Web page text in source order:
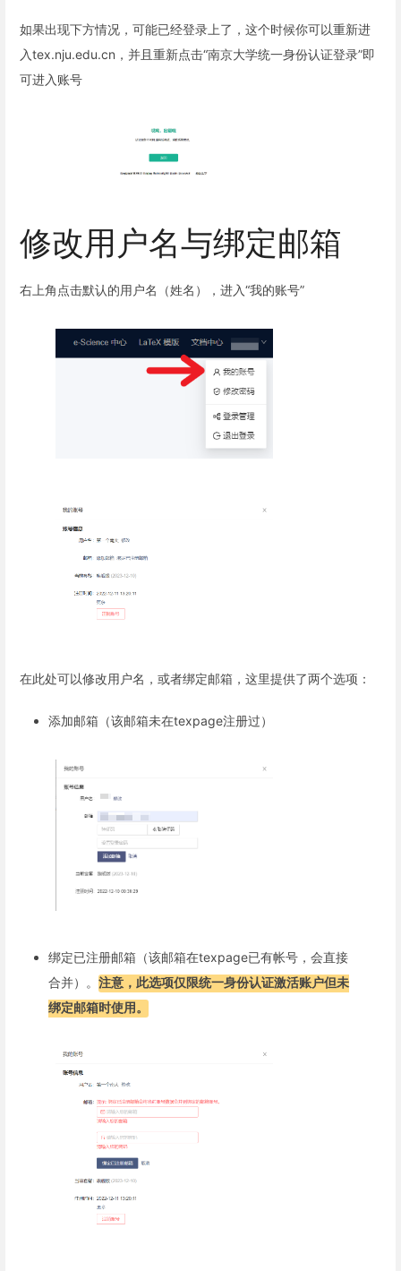
如果出现下方情况，可能已经登录上了，这个时候你可以重新进
入tex.nju.edu.cn，并且重新点击“南京大学统一身份认证登录”即
可进入账号
修改用户名与绑定邮箱
右上角点击默认的用户名（姓名），进入“我的账号”
在此处可以修改用户名，或者绑定邮箱，这里提供了两个选项：
添加邮箱（该邮箱未在texpage注册过）
绑定已注册邮箱（该邮箱在texpage已有帐号，会直接
合并）。 注意，此选项仅限统一身份认证激活账户但未
绑定邮箱时使用。